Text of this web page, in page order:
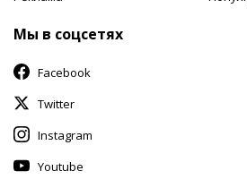
Мы в соцсетях
Facebook
Twitter
Instagram
Youtube